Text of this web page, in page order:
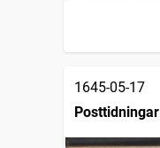
1645-05-17
Posttidningar